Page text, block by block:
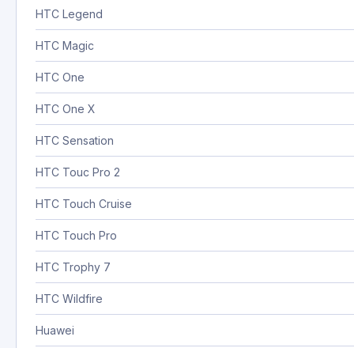
HTC Legend
HTC Magic
HTC One
HTC One X
HTC Sensation
HTC Touc Pro 2
HTC Touch Cruise
HTC Touch Pro
HTC Trophy 7
HTC Wildfire
Huawei